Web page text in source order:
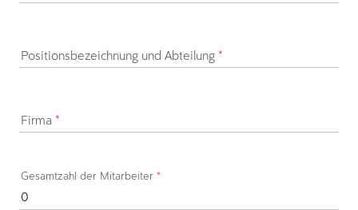
Positionsbezeichnung und Abteilung *
Firma *
Gesamtzahl der Mitarbeiter *